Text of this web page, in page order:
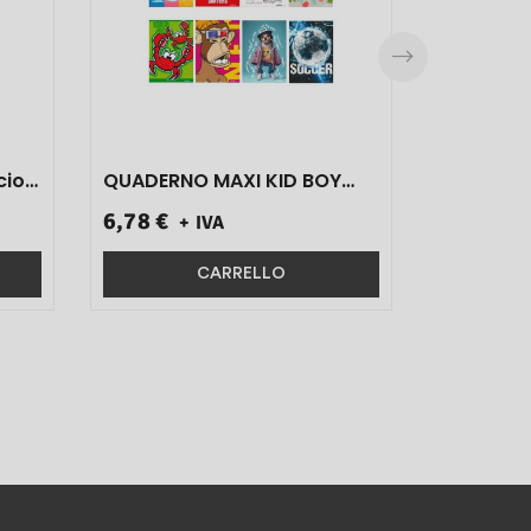
QUADERNO MAXI KID BOY
RIGO 0B 10 PZ}
6,78 € + IVA
CARRELLO